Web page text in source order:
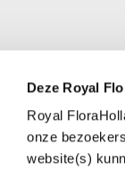
Deze Royal
Royal
onze
website(s)
Royal